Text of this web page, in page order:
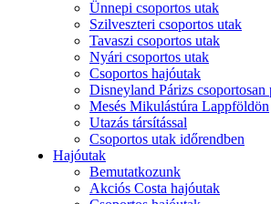
Ünnepi csoportos utak
Szilveszteri csoportos utak
Tavaszi csoportos utak
Nyári csoportos utak
Csoportos hajóutak
Disneyland Párizs csoportosan
Mesés Mikulástúra Lappföldön
Utazás társítással
Csoportos utak időrendben
Hajóutak
Bemutatkozunk
Akciós Costa hajóutak